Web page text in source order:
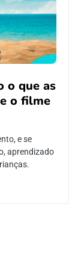
o que as
o filme
e se
aprendizado